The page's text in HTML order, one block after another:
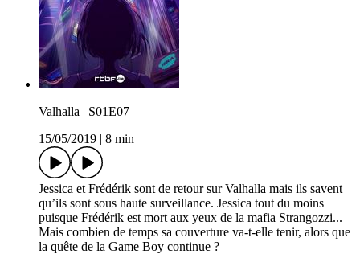
Valhalla | S01E07
15/05/2019 | 8 min
Jessica et Frédérik sont de retour sur Valhalla mais ils savent
qu’ils sont sous haute surveillance. Jessica tout du moins
puisque Frédérik est mort aux yeux de la mafia Strangozzi...
Mais combien de temps sa couverture va-t-elle tenir, alors que
la quête de la Game Boy continue ?